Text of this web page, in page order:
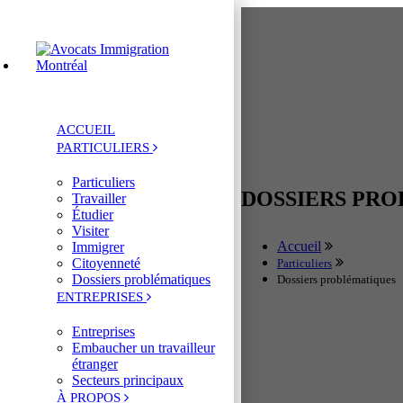
ACCUEIL
PARTICULIERS
Particuliers
Travailler
Étudier
Visiter
Immigrer
Citoyenneté
Dossiers problématiques
ENTREPRISES
Entreprises
Embaucher un travailleur
étranger
Secteurs principaux
À PROPOS
DOSSIERS
Accueil
Particuliers
Dossiers problématiques